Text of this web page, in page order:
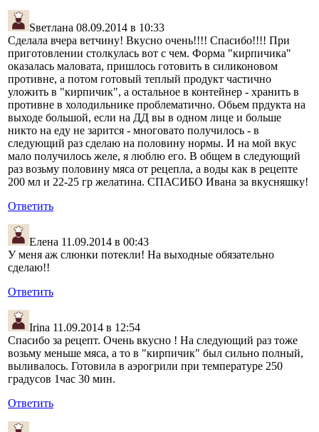
Sветлана 08.09.2014 в 10:33
Сделала вчера ветчину! Вкусно очень!!!! Спасибо!!!! При
приготовлении столкулась вот с чем. Форма "кирпичика"
оказалась маловата, пришлось готовить в силиконовом
противне, а потом готовый теплый продукт частично
уложить в "кирпичик", а остальное в контейнер - хранить в
противне в холодильнике проблематично. Обьем прдукта на
выходе большой, если на ДД вы в одном лице и больше
никто на еду не зарится - многовато получилось - в
следующий раз сделаю на половину нормы. И на мой вкус
мало получилось желе, я люблю его. В общем в следующий
раз возьму половину мяса от рецепла, а воды как в рецепте
200 мл и 22-25 гр желатина. СПАСИБО Ивана за вкусняшку!
Ответить
Елена 11.09.2014 в 00:43
У меня аж слюнки потекли! На выходные обязательно
сделаю!!
Ответить
Irina 11.09.2014 в 12:54
Спасибо за рецепт. Очень вкусно ! На следующий раз тоже
возьму меньше мяса, а то в "кирпичик" был сильно полный,
выливалось. Готовила в аэрогрили при температуре 250
градусов 1час 30 мин.
Ответить